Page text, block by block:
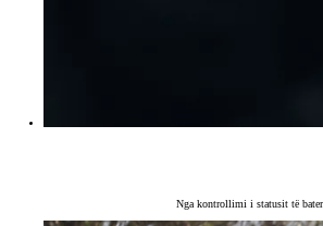
Nga kontrollimi i statusit të